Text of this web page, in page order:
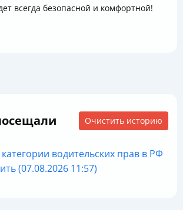
всегда безопасной и комфортной!
Очистить историю
водительских прав в РФ
(07.08.2026 11:57)